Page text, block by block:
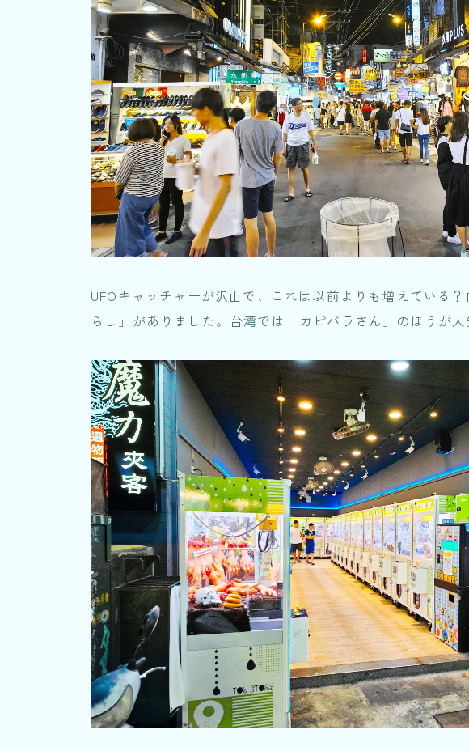
UFOキャッチャーが沢山で、これは以前よりも増えている
らし」がありました。台湾では「カピバラさん」のほうが人